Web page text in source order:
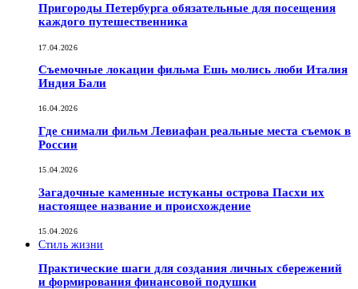
Пригороды Петербурга обязательные для посещения
каждого путешественника
17.04.2026
Съемочные локации фильма Ешь молись люби Италия
Индия Бали
16.04.2026
Где снимали фильм Левиафан реальные места съемок в
России
15.04.2026
Загадочные каменные истуканы острова Пасхи их
настоящее название и происхождение
15.04.2026
Стиль жизни
Практические шаги для создания личных сбережений
и формирования финансовой подушки